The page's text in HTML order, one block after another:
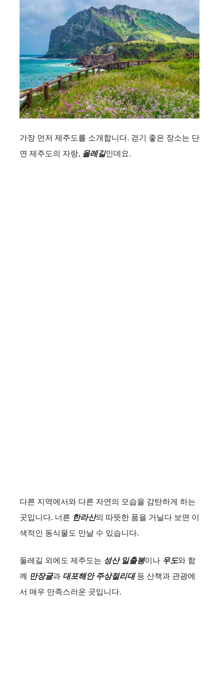
가장 먼저 제주도를 소개합니다. 걷기 좋은 장소는 단
연 제주도의 자랑, 올레길인데요.
다른 지역에서와 다른 자연의 모습을 감탄하게 하는
곳입니다. 너른 한라산의 따뜻한 품을 거닐다 보면 이
색적인 동식물도 만날 수 있습니다.
둘레길 외에도 제주도는 성산 일출봉이나 우도와 함
께
만장굴과 대포해안 주상절리대등 산책과 관광에
서 매우 만족스러운 곳입니다.